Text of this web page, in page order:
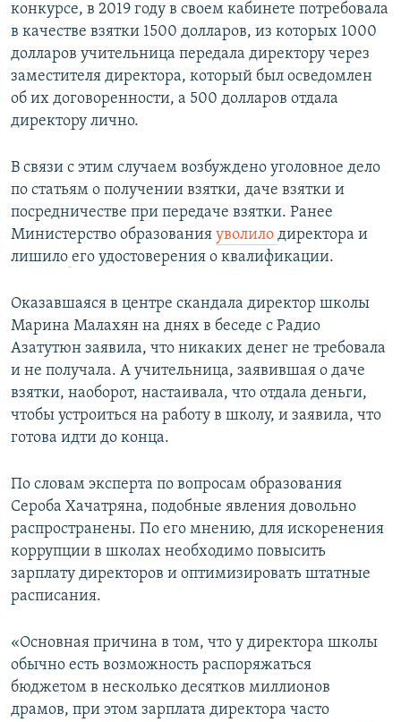
конкурсе, в 2019 году в своем кабинете потребовала
в качестве взятки 1500 долларов, из которых 1000
долларов учительница передала директору через
заместителя директора, который был осведомлен
об их договоренности, а 500 долларов отдала
директору лично.
В связи с этим случаем возбуждено уголовное дело
по статьям о получении взятки, даче взятки и
посредничестве при передаче взятки. Ранее
Министерство образования уволило директора и
лишило его удостоверения о квалификации.
Оказавшаяся в центре скандала директор школы
Марина Малахян на днях в беседе с Радио
Азатутюн заявила, что никаких денег не требовала
и не получала. А учительница, заявившая о даче
взятки, наоборот, настаивала, что отдала деньги,
чтобы устроиться на работу в школу, и заявила, что
готова идти до конца.
По словам эксперта по вопросам образования
Сероба Хачатряна, подобные явления довольно
распространены. По его мнению, для искоренения
коррупции в школах необходимо повысить
зарплату директоров и оптимизировать штатные
расписания.
«Основная причина в том, что у директора школы
обычно есть возможность распоряжаться
бюджетом в несколько десятков миллионов
драмов, при этом зарплата директора часто